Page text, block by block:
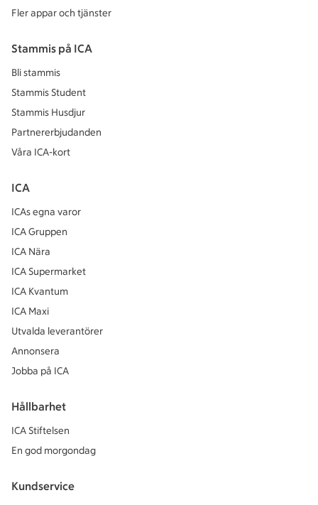
Fler appar och tjänster
Stammis på ICA
Bli stammis
Stammis Student
Stammis Husdjur
Partnererbjudanden
Våra ICA-kort
ICA
ICAs egna varor
ICA Gruppen
ICA Nära
ICA Supermarket
ICA Kvantum
ICA Maxi
Utvalda leverantörer
Annonsera
Jobba på ICA
Hållbarhet
ICA Stiftelsen
En god morgondag
Kundservice